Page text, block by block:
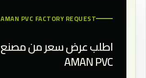
AMAN PVC FACTORY REQUEST
اطلب عرض سعر من مصنع
AMAN PVC